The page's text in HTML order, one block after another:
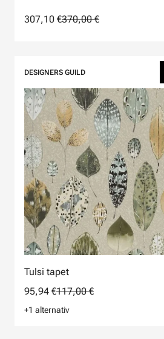
307,10 €370,00 €
DESIGNERS GUILD
Tulsi tapet
95,94 €117,00 €
+1 alternativ